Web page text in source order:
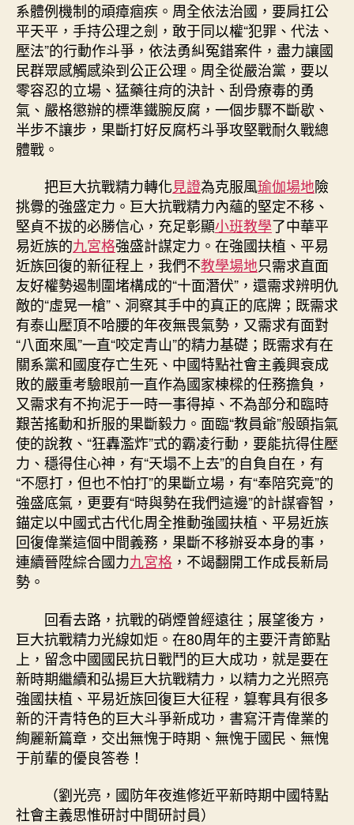
系體例機制的頑瘴痼疾。周全依法治國，要肩扛公
平天平，手持公理之劍，敢于同以權“犯罪、代法、
壓法”的行動作斗爭，依法勇糾冤錯案件，盡力讓國
民群眾感觸感染到公正公理。周全從嚴治黨，要以
零容忍的立場、猛藥往疴的決計、刮骨療毒的勇
氣、嚴格懲辦的標準鐵腕反腐，一個步驟不斷歇、
半步不讓步，果斷打好反腐朽斗爭攻堅戰耐久戰總
體戰。
把巨大抗戰精力轉化見證為克服風瑜伽場地險
挑釁的強盛定力。巨大抗戰精力內蘊的堅定不移、
堅貞不拔的必勝信心，充足彰顯小班教學了中華平
易近族的九宮格強盛計謀定力。在強國扶植、平易
近族回復的新征程上，我們不教學場地只需求直面
友好權勢遏制圍堵構成的“十面潛伏”，還需求辨明仇
敵的“虛晃一槍”、洞察其手中的真正的底牌；既需求
有泰山壓頂不哈腰的年夜無畏氣勢，又需求有面對
“八面來風”一直“咬定青山”的精力基礎；既需求有在
關系黨和國度存亡生死、中國特點社會主義興衰成
敗的嚴重考驗眼前一直作為國家棟樑的任務擔負，
又需求有不拘泥于一時一事得掉、不為部分和臨時
艱苦搖動和折服的果斷毅力。面臨“教員爺”般頤指氣
使的說教、“狂轟濫炸”式的霸凌行動，要能抗得住壓
力、穩得住心神，有“天塌不上去”的自負自在，有
“不愿打，但也不怕打”的果斷立場，有“奉陪究竟”的
強盛底氣，更要有“時與勢在我們這邊”的計謀睿智，
錨定以中國式古代化周全推動強國扶植、平易近族
回復偉業這個中間義務，果斷不移辦妥本身的事，
連續晉陞綜合國力九宮格 ，不竭翻開工作成長新局
勢。
回看去路，抗戰的硝煙曾經遠往；展望後方，
巨大抗戰精力光線如炬。在80周年的主要汗青節點
上，留念中國國民抗日戰鬥的巨大成功，就是要在
新時期繼續和弘揚巨大抗戰精力，以精力之光照亮
強國扶植、平易近族回復巨大征程，篡奪具有很多
新的汗青特色的巨大斗爭新成功，書寫汗青偉業的
絢麗新篇章，交出無愧于時期、無愧于國民、無愧
于前輩的優良答卷！
（劉光亮，國防年夜進修近平新時期中國特點
社會主義思惟研討中間研討員）